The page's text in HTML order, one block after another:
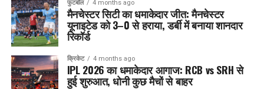
फुटबॉल 4 months ago
मैनचेस्टर सिटी का धमाकेदार जीत: मैनचेस्टर
यूनाइटेड को 3–0 से हराया, डर्बी में बनाया शानदार
रिकॉर्ड
क्रिकेट 4 months ago
IPL 2026 का धमाकेदार आगाज: RCB vs SRH से
हुई शुरुआत, धोनी कुछ मैचों से बाहर